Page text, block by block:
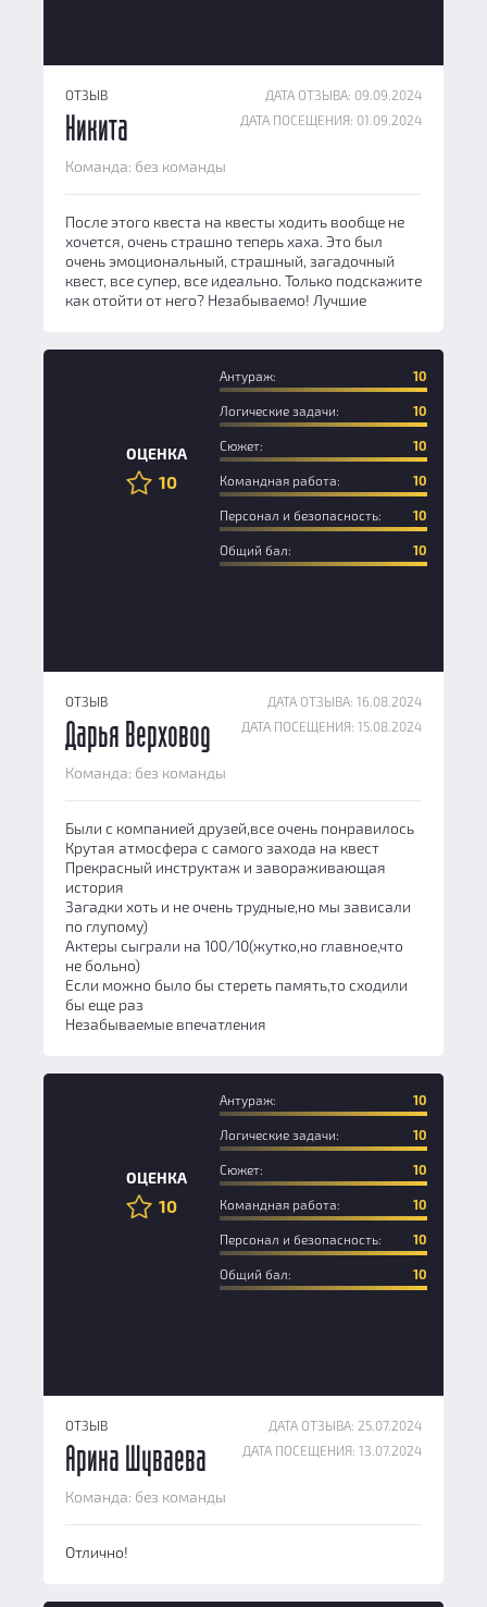
ОТЗЫВ
ДАТА ОТЗЫВА: 09.09.2024
ДАТА ПОСЕЩЕНИЯ: 01.09.2024
Никита
Команда: без команды
После этого квеста на квесты ходить вообще не
хочется, очень страшно теперь хаха. Это был
очень эмоциональный, страшный, загадочный
квест, все супер, все идеально. Только подскажите
как отойти от него? Незабываемо! Лучшие
ОЦЕНКА
10
Антураж: 10
Логические задачи: 10
Сюжет: 10
Командная работа: 10
Персонал и безопасность: 10
Общий бал: 10
ОТЗЫВ
ДАТА ОТЗЫВА: 16.08.2024
ДАТА ПОСЕЩЕНИЯ: 15.08.2024
Дарья Верховод
Команда: без команды
Были с компанией друзей,все очень понравилось
Крутая атмосфера с самого захода на квест
Прекрасный инструктаж и завораживающая
история
Загадки хоть и не очень трудные,но мы зависали
по глупому)
Актеры сыграли на 100/10(жутко,но главное,что
не больно)
Если можно было бы стереть память,то сходили
бы еще раз
Незабываемые впечатления
ОЦЕНКА
10
Антураж: 10
Логические задачи: 10
Сюжет: 10
Командная работа: 10
Персонал и безопасность: 10
Общий бал: 10
ОТЗЫВ
ДАТА ОТЗЫВА: 25.07.2024
ДАТА ПОСЕЩЕНИЯ: 13.07.2024
Арина Шуваева
Команда: без команды
Отлично!